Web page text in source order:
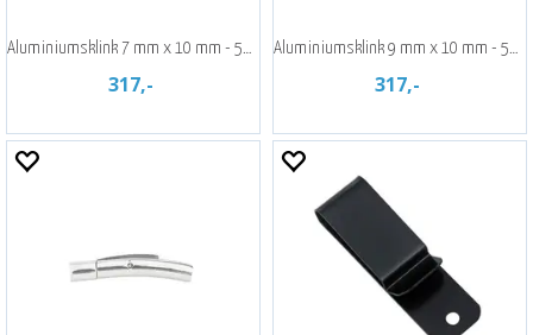
Aluminiumsklink 7 mm x 10 mm - 50 stk
317,-
Aluminiumsklink 9 mm x 10 mm - 50 stk
317,-